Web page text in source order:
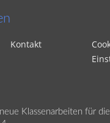
Kontakt
Klassenarbeiten für